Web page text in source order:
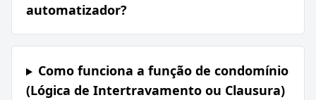
automatizador?
Como funciona a função de condomínio
(Lógica de Intertravamento ou Clausura)